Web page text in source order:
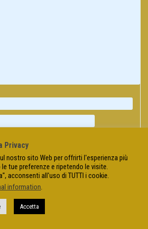
Privacy
nostro sito Web per offrirti l'esperienza più
tue preferenze e ripetendo le visite.
acconsenti all'uso di TUTTI i cookie.
information.
Accetta